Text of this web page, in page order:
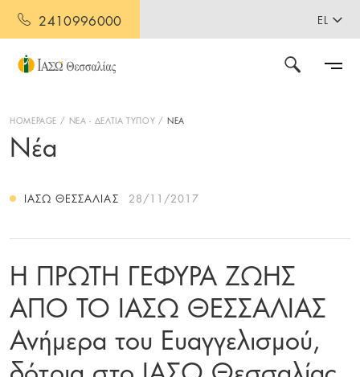
2410996000 EL
HOMEPAGE ΝΕΑ - ΔΕΛΤΙΑ ΤΥΠΟΥ ΝΕΑ
Νέα
ΙΑΣΩ ΘΕΣΣΑΛΊΑΣ 28/11/2017
Η ΠΡΩΤΗ ΓΕΦΥΡΑ ΖΩΗΣ
ΑΠΟ ΤΟ ΙΑΣΩ ΘΕΣΣΑΛΙΑΣ
Ανήμερα του Ευαγγελισμού,